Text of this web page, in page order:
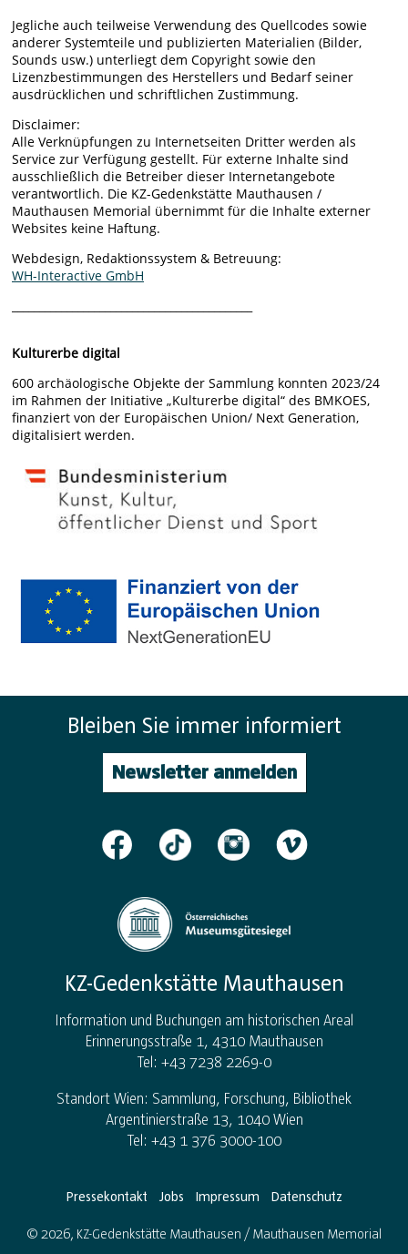
Jegliche auch teilweise Verwendung des Quellcodes sowie
anderer Systemteile und publizierten Materialien (Bilder,
Sounds usw.) unterliegt dem Copyright sowie den
Lizenzbestimmungen des Herstellers und Bedarf seiner
ausdrücklichen und schriftlichen Zustimmung.
Disclaimer:
Alle Verknüpfungen zu Internetseiten Dritter werden als
Service zur Verfügung gestellt. Für externe Inhalte sind
ausschließlich die Betreiber dieser Internetangebote
verantwortlich. Die KZ-Gedenkstätte Mauthausen /
Mauthausen Memorial übernimmt für die Inhalte externer
Websites keine Haftung.
Webdesign, Redaktionssystem & Betreuung:
WH-Interactive GmbH
Kulturerbe digital
600 archäologische Objekte der Sammlung konnten 2023/24
im Rahmen der Initiative „Kulturerbe digital“ des BMKOES,
finanziert von der Europäischen Union/ Next Generation,
digitalisiert werden.
Bleiben Sie immer informiert
Newsletter anmelden
KZ-Gedenkstätte Mauthausen
Information und Buchungen am historischen Areal
Erinnerungsstraße 1, 4310 Mauthausen
Tel: +43 7238 2269-0
Standort Wien: Sammlung, Forschung, Bibliothek
Argentinierstraße 13, 1040 Wien
Tel: +43 1 376 3000-100
Pressekontakt Jobs Impressum Datenschutz
© 2026, KZ-Gedenkstätte Mauthausen / Mauthausen Memorial